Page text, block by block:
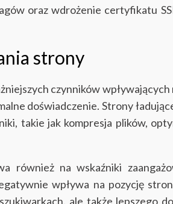
oraz wdrożenie certyfikatu
strony
czynników
doświadczenie. Strony
takie jak kompresja plików,
również na wskaźniki
wpływa na pozycję
ale także lepszego